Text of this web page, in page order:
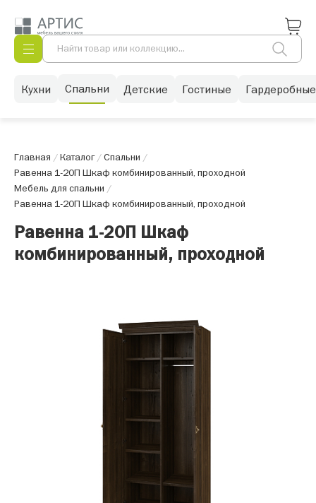
Кухни Спальни Детские Гостиные Гардеробные
Главная /Каталог/Спальни /
Равенна 1-20П Шкаф комбинированный, проходной
Мебель для спальни /
Равенна 1-20П Шкаф комбинированный, проходной
Равенна 1-20П Шкаф
комбинированный, проходной